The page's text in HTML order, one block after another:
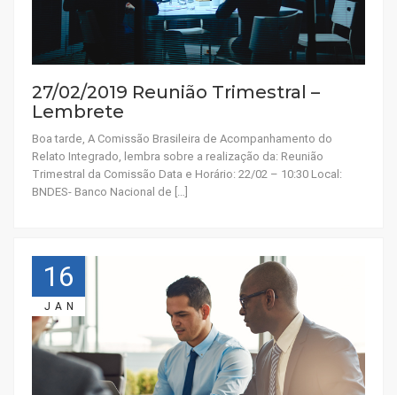
27/02/2019 Reunião Trimestral –
Lembrete
Boa tarde, A Comissão Brasileira de Acompanhamento do
Relato Integrado, lembra sobre a realização da: Reunião
Trimestral da Comissão Data e Horário: 22/02 – 10:30 Local:
BNDES- Banco Nacional de […]
16
JAN